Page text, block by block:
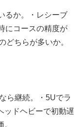
るか。・レシーブ
にコースの精度が
どちらが多いか。
ら継続。・5Uでラ
ッドヘビーで初動遅